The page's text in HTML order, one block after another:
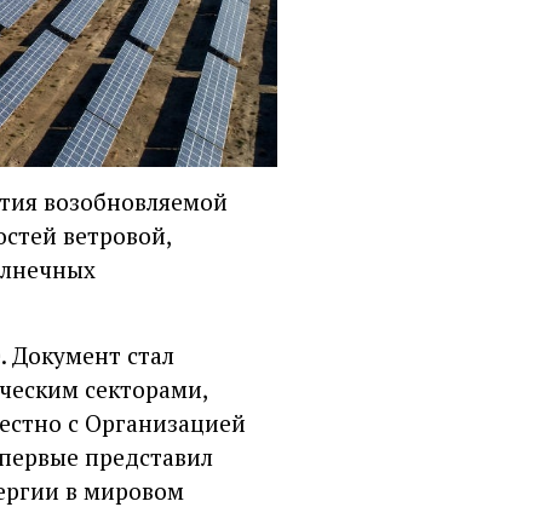
возобновляемой
ветровой,
Документ стал
секторами,
с Организацией
представил
в мировом